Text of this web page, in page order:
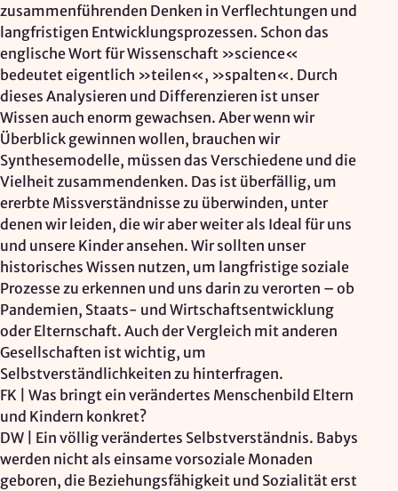
zusammenführenden Denken in Verflechtungen und
langfristigen Entwicklungsprozessen. Schon das
englische Wort für Wissenschaft »science«
bedeutet eigentlich »teilen«, »spalten«. Durch
dieses Analysieren und Differenzieren ist unser
Wissen auch enorm gewachsen. Aber wenn wir
Überblick gewinnen wollen, brauchen wir
Synthesemodelle, müssen das Verschiedene und die
Vielheit zusammendenken. Das ist überfällig, um
ererbte Missverständnisse zu überwinden, unter
denen wir leiden, die wir aber weiter als Ideal für uns
und unsere Kinder ansehen. Wir sollten unser
historisches Wissen nutzen, um langfristige soziale
Prozesse zu erkennen und uns darin zu verorten – ob
Pandemien, Staats- und Wirtschaftsentwicklung
oder Elternschaft. Auch der Vergleich mit anderen
Gesellschaften ist wichtig, um
Selbstverständlichkeiten zu hinterfragen.
FK | Was bringt ein verändertes Menschenbild Eltern
und Kindern konkret?
DW | Ein völlig verändertes Selbstverständnis. Babys
werden nicht als einsame vorsoziale Monaden
geboren, die Beziehungsfähigkeit und Sozialität erst